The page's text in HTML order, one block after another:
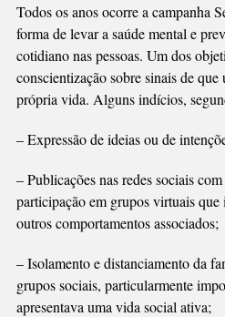
Todos os anos ocorre a campanha
forma de levar a saúde mental e
cotidiano nas pessoas. Um dos
conscientização sobre sinais de que
própria vida. Alguns indícios,
– Expressão de ideias ou de
– Publicações nas redes sociais
participação em grupos virtuais
outros comportamentos associados;
– Isolamento e distanciamento da
grupos sociais, particularmente
apresentava uma vida social ativa;